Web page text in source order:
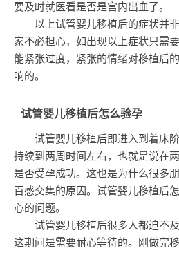
要及时就医看是否是宫内出血了。
以上试管婴儿移植后的症状并
家不必担心，如出现以上症状只需
能紧张过度，紧张的情绪对移植后
响的。
试管婴儿移植后怎么验孕
试管婴儿移植后即进入到着床
持续到两周时间左右，也就是说在
是否受孕成功。这也是为什么很多
百感交集的原因。试管婴儿移植后
心的问题。
试管婴儿移植后很多人都迫不
这期间是需要耐心等待的。刚做完